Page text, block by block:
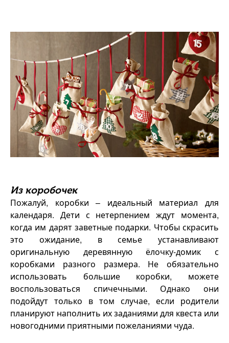
Из коробочек
Пожалуй, коробки – идеальный материал для
календаря. Дети с нетерпением ждут момента,
когда им дарят заветные подарки. Чтобы скрасить
это ожидание, в семье устанавливают
оригинальную деревянную ёлочку-домик с
коробками разного размера. Не обязательно
использовать большие коробки, можете
воспользоваться спичечными. Однако они
подойдут только в том случае, если родители
планируют наполнить их заданиями для квеста или
новогодними приятными пожеланиями чуда.